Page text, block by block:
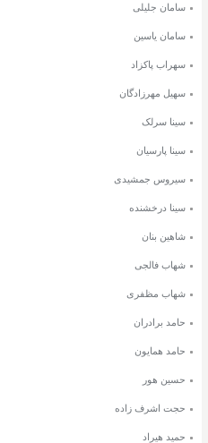
سامان جلیلی
سامان یاسین
سهراب پاکزاد
سهیل مهرزادگان
سینا سرلک
سینا پارسیان
سیروس جمشیدی
سینا درخشنده
شاهین بنان
شهاب فالجی
شهاب مظفری
حامد برادران
حامد همایون
حسین هور
حجت اشرف زاده
حمید هیراد